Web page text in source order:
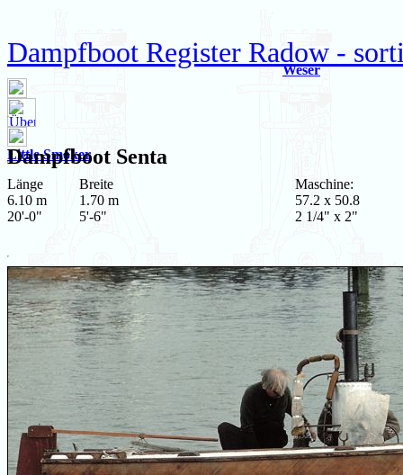
Dampfboot Register Radow -
Weser
Little Smoker
Dampfboot Senta
Länge
6.10 m
20'-0"
Breite
1.70 m
5'-6"
Maschine:
57.2 x 50.8
2 1/4" x 2"